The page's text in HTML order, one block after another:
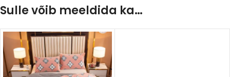
Sulle võib meeldida ka…